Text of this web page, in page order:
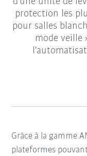
protection les
pour salles
mode veille
Grâce à la gamme
plateformes